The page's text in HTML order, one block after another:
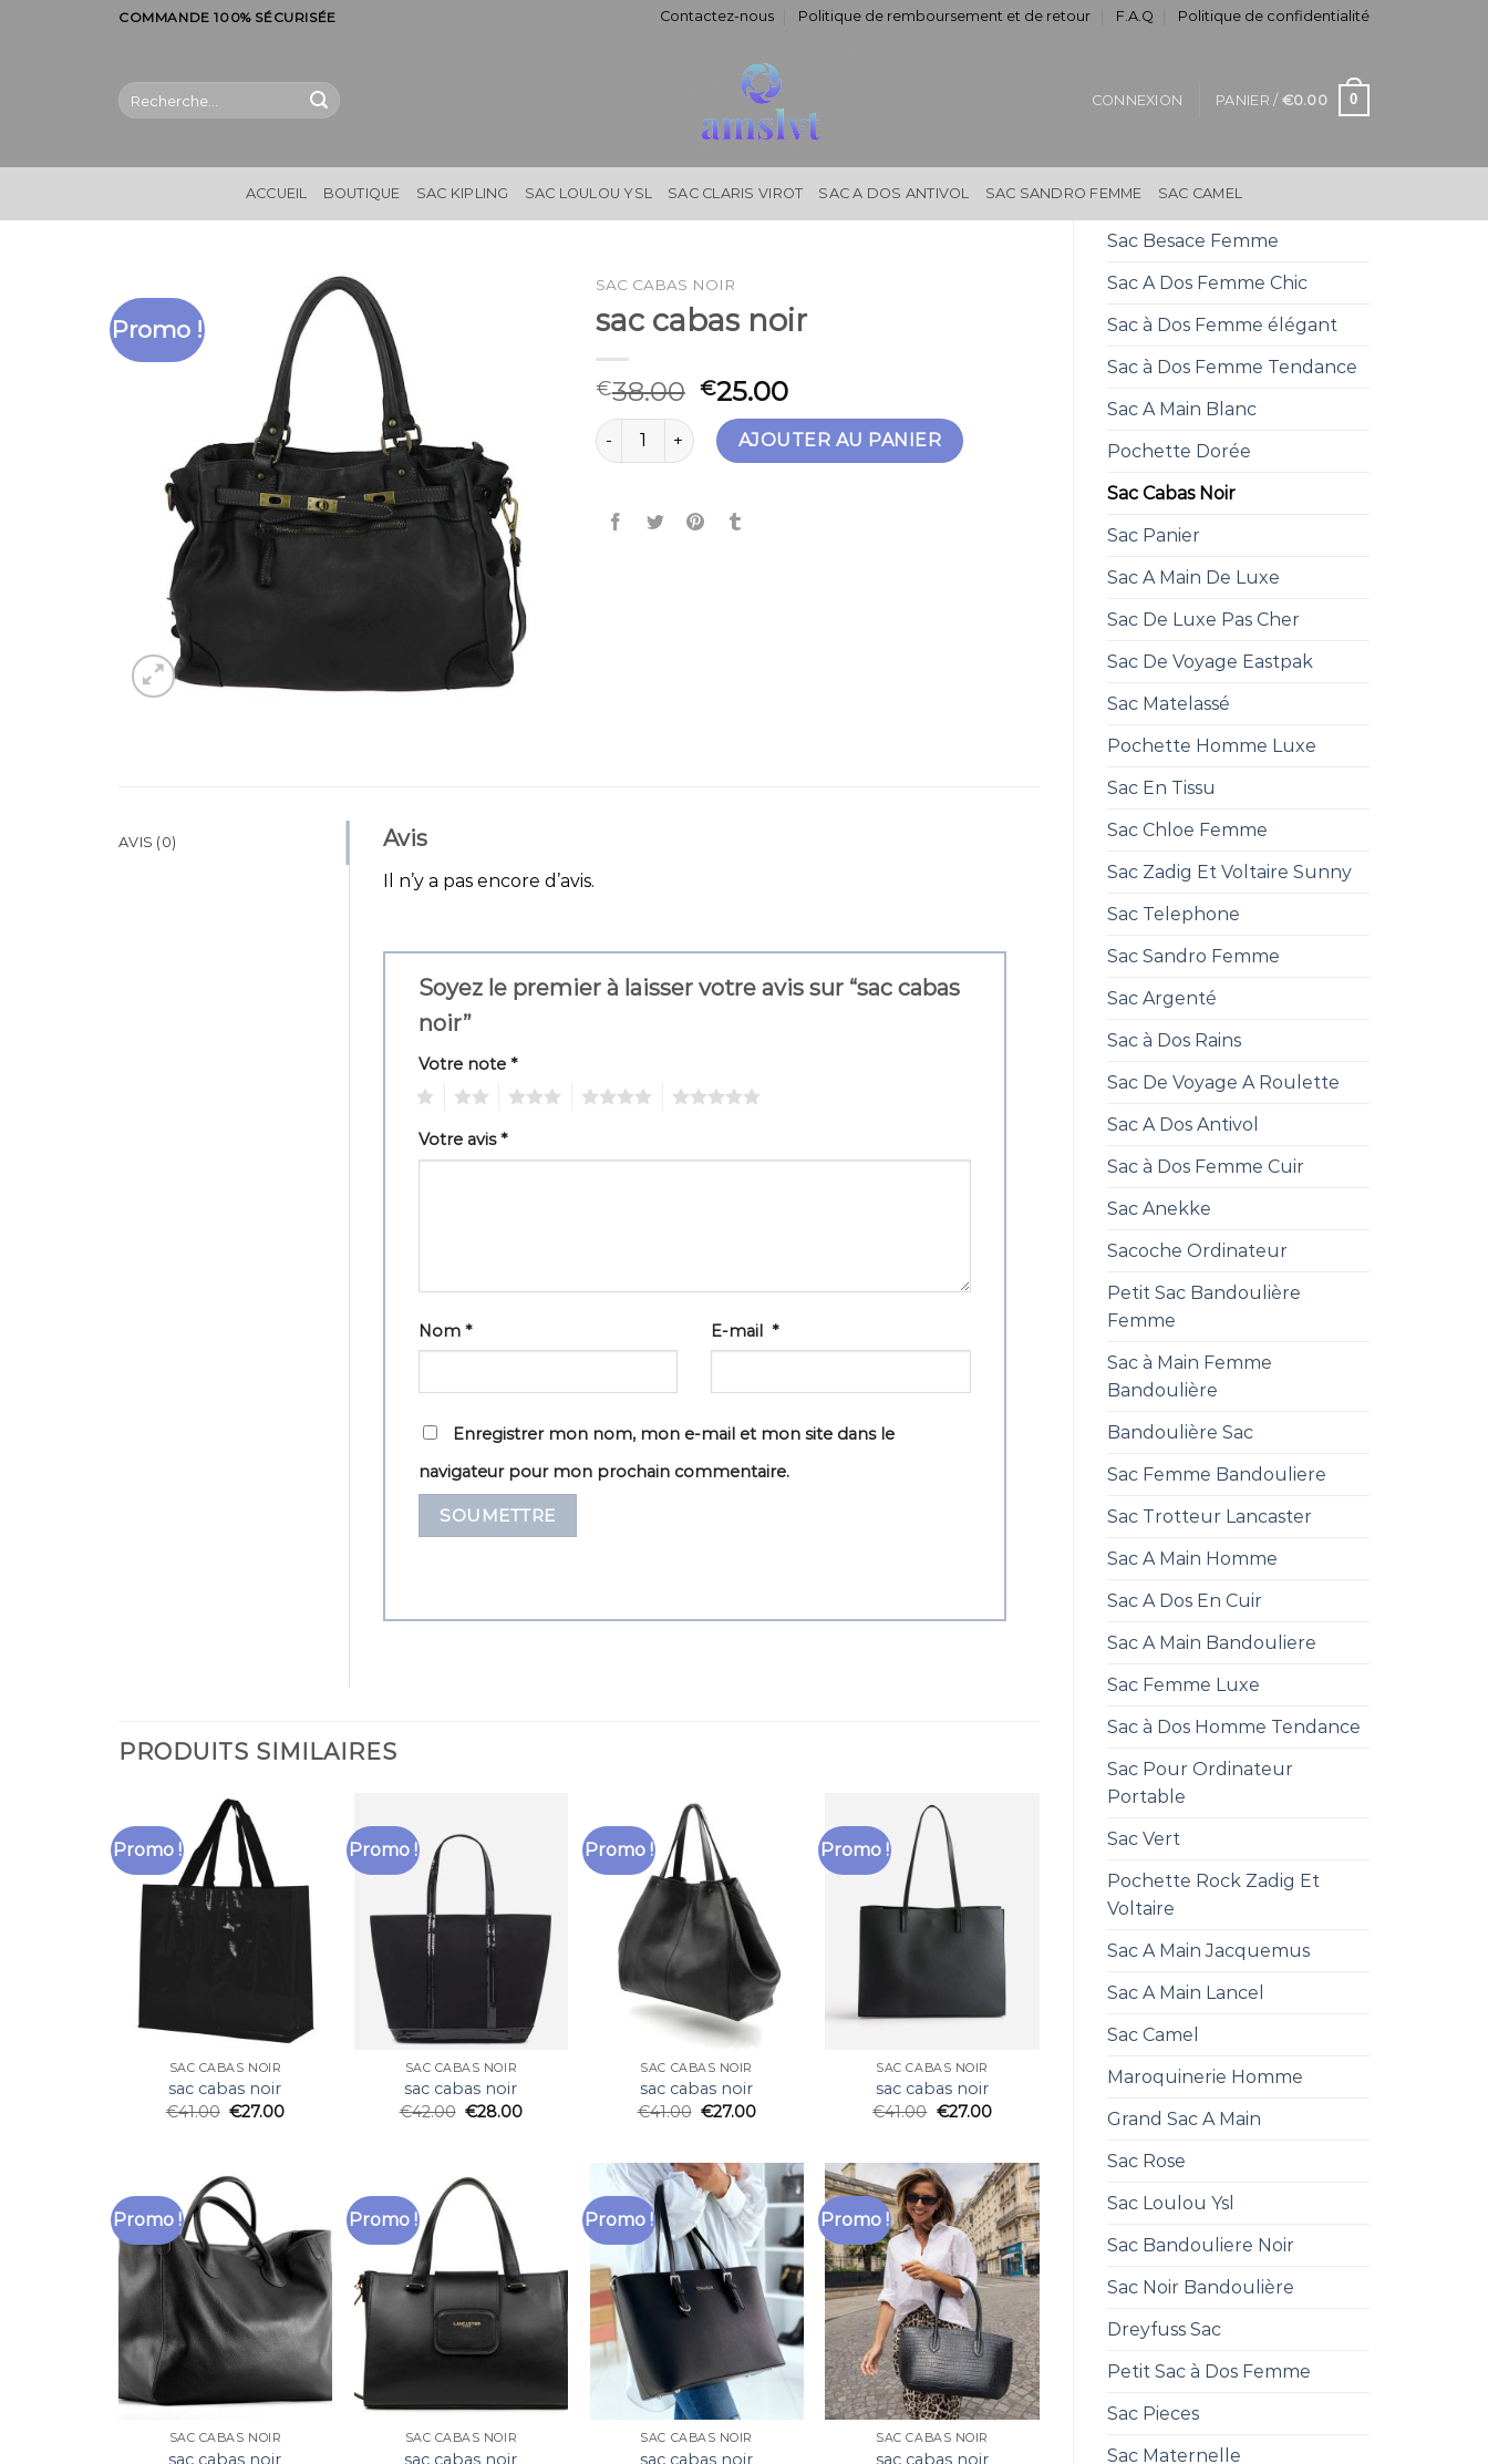
COMMANDE 100% SÉCURISÉE Contactez-nous Politique de remboursement et de retour F.A.Q Politique de confidentialité
Recherche
pour :
CONNEXION PANIER / €0.00 0
ACCUEIL BOUTIQUE SAC KIPLING SAC LOULOU YSL SAC CLARIS VIROT SAC A DOS ANTIVOL SAC SANDRO FEMME SAC CAMEL
Sac Besace Femme
Sac A Dos Femme Chic
Sac à Dos Femme élégant
Sac à Dos Femme Tendance
Sac A Main Blanc
Pochette Dorée
Sac Cabas Noir
Sac Panier
Sac A Main De Luxe
Sac De Luxe Pas Cher
Sac De Voyage Eastpak
Sac Matelassé
Pochette Homme Luxe
Sac En Tissu
Sac Chloe Femme
Sac Zadig Et Voltaire Sunny
Sac Telephone
Sac Sandro Femme
Sac Argenté
Sac à Dos Rains
Sac De Voyage A Roulette
Sac A Dos Antivol
Sac à Dos Femme Cuir
Sac Anekke
Sacoche Ordinateur
Petit Sac Bandoulière
Femme
Sac à Main Femme
Bandoulière
Bandoulière Sac
Sac Femme Bandouliere
Sac Trotteur Lancaster
Sac A Main Homme
Sac A Dos En Cuir
Sac A Main Bandouliere
Sac Femme Luxe
Sac à Dos Homme Tendance
Sac Pour Ordinateur
Portable
Sac Vert
Pochette Rock Zadig Et
Voltaire
Sac A Main Jacquemus
Sac A Main Lancel
Sac Camel
Maroquinerie Homme
Grand Sac A Main
Sac Rose
Sac Loulou Ysl
Sac Bandouliere Noir
Sac Noir Bandoulière
Dreyfuss Sac
Petit Sac à Dos Femme
Sac Pieces
Sac Maternelle
Promo !
SAC CABAS NOIR
sac cabas noir
€38.00 €25.00
quantité de sac cabas noirAJOUTER AU PANIER
AVIS (0) Avis
Il n’y a pas encore d’avis.
Soyez le premier à laisser votre avis sur “sac cabas
noir”
Votre note *
Votre avis*
Nom * E-mail*
Enregistrer mon nom, mon e-mail et mon site dans le
navigateur pour mon prochain commentaire.
PRODUITS SIMILAIRES
Promo !
SAC CABAS NOIR
sac cabas noir
€41.00 €27.00
Promo !
SAC CABAS NOIR
sac cabas noir
€42.00 €28.00
Promo !
SAC CABAS NOIR
sac cabas noir
€41.00 €27.00
Promo !
SAC CABAS NOIR
sac cabas noir
€41.00 €27.00
Promo !
SAC CABAS NOIR
sac cabas noir
Promo !
SAC CABAS NOIR
sac cabas noir
Promo !
SAC CABAS NOIR
sac cabas noir
Promo !
SAC CABAS NOIR
sac cabas noir